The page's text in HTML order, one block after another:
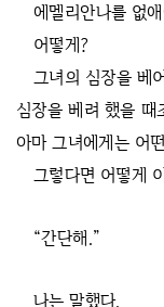
에멜리안나를 없
어떻게?
그녀의 심장을 베
심장을 베려 했을 때
아마 그녀에게는 어
그렇다면 어떻게
“간단해.”
나는 말했다.